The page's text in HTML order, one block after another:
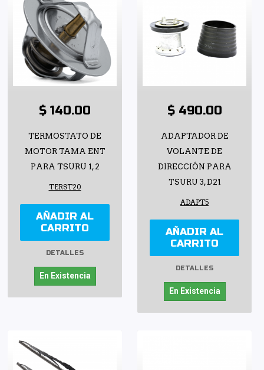
$ 140.00
TERMOSTATO DE
MOTOR TAMA ENT
PARA TSURU 1, 2
TERST20
AÑADIR AL
CARRITO
DETALLES
En Existencia
$ 490.00
ADAPTADOR DE
VOLANTE DE
DIRECCIÓN PARA
TSURU 3, D21
ADAPT5
AÑADIR AL
CARRITO
DETALLES
En Existencia